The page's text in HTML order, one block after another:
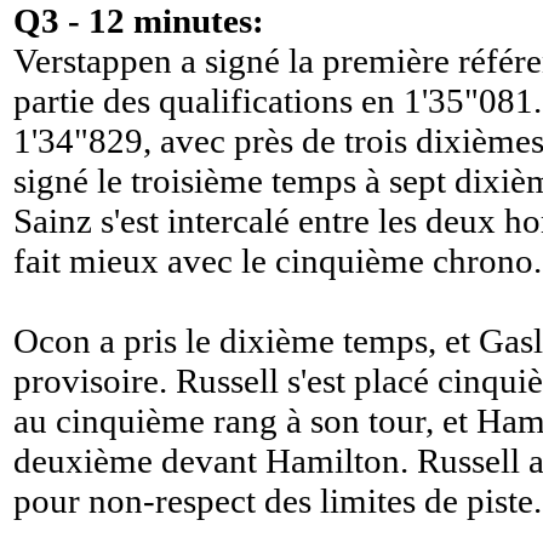
Q3 - 12 minutes:
Verstappen a signé la première
partie des qualifications en
1'34"829, avec près de trois
signé le troisième temps à sept
Sainz s'est intercalé entre les deux
fait mieux avec le cinquième chrono.
Ocon a pris le dixième temps, et
provisoire. Russell s'est placé
au cinquième rang à son tour, et
deuxième devant Hamilton. Russell
pour non-respect des limites de piste.